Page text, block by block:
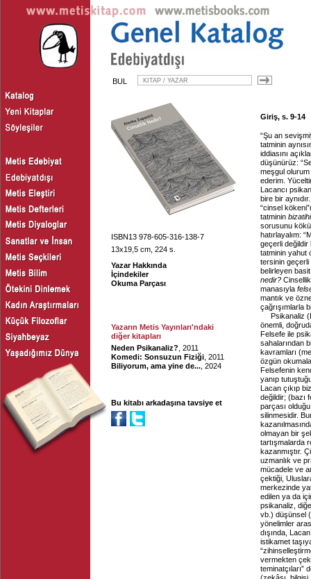
BUL
ISBN13 978-605-316-138-7
13x19,5 cm, 224 s.
Yazar Hakkında
İçindekiler
Okuma Parçası
Yazarın Metis Yayınları'ndaki
diğer kitapları
Neden Psikanaliz? , 2011
Komedi: Sonsuzun Fiziği , 2011
Biliyorum, ama yine de... , 2024
Bu kitabı arkadaşına tavsiye et
Giriş, s. 9-14
“Şu an
tatminin
iddiasını
düşünürüz:
meşgul
ederim.
Lacancı
bire bir
“cinsel
tatminin bizatihi
sorusunu
hatırlayalım:
geçerli değildir
tatminin yahut
tersinin geçerli
belirleyen
nedir?
manasıyla
mantık ve
çağrışımlarla
Psikanaliz
önemli,
Felsefe ile
sahalarından
kavramları
özgün
Felsefenin
yanıp
Lacan çıkıp
değildir; (bazı
parçası
silinmesidir.
olmayan bir
tartışmalarda
kazanmıştır.
uzmanlık ve
mücadele ve
çektiği,
merkezinde
edilen ya da
psikanaliz,
vb.) düşünsel
yönelimler
dışında,
istikamet
vermekten
teminatçıları”